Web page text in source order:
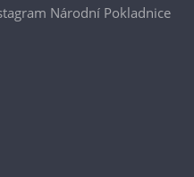
Národní Pokladnice